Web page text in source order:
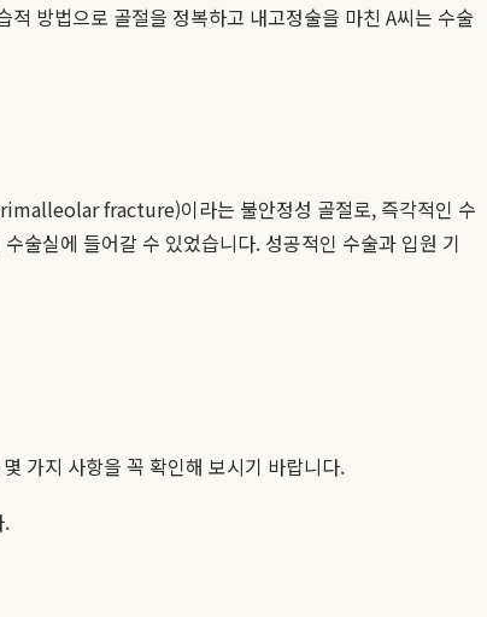
적 방법으로 골절을 정복하고 내고정술을 마친 A씨는 수술
fracture)이라는 불안정성 골절로, 즉각적인 수
술실에 들어갈 수 있었습니다. 성공적인 수술과 입원 기
가지 사항을 꼭 확인해 보시기 바랍니다.
.